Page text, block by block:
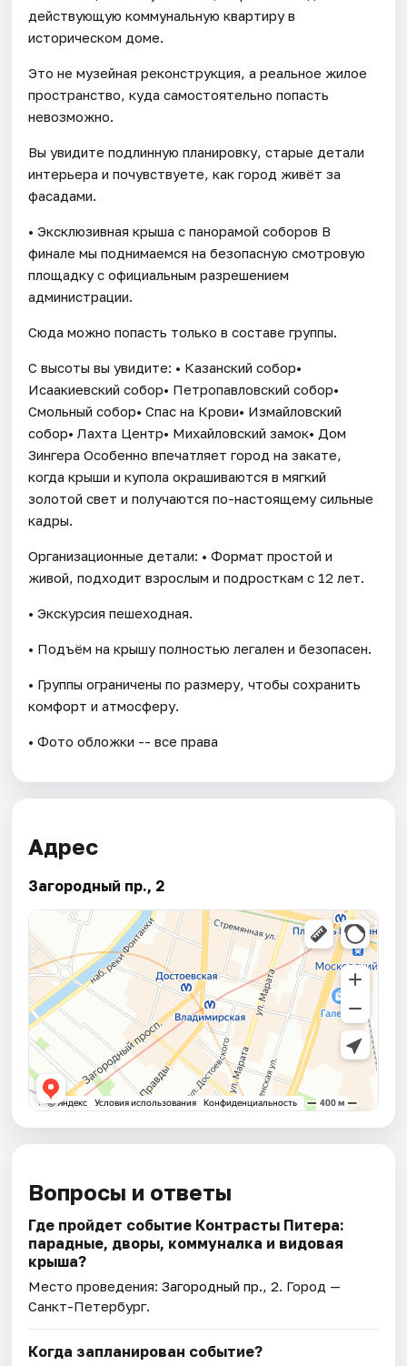
действующую коммунальную квартиру в
историческом доме.
Это не музейная реконструкция, а реальное жилое
пространство, куда самостоятельно попасть
невозможно.
Вы увидите подлинную планировку, старые детали
интерьера и почувствуете, как город живёт за
фасадами.
• Эксклюзивная крыша с панорамой соборов В
финале мы поднимаемся на безопасную смотровую
площадку с официальным разрешением
администрации.
Сюда можно попасть только в составе группы.
С высоты вы увидите: • Казанский собор•
Исаакиевский собор• Петропавловский собор•
Смольный собор• Спас на Крови• Измайловский
собор• Лахта Центр• Михайловский замок• Дом
Зингера Особенно впечатляет город на закате,
когда крыши и купола окрашиваются в мягкий
золотой свет и получаются по-настоящему сильные
кадры.
Организационные детали: • Формат простой и
живой, подходит взрослым и подросткам с 12 лет.
• Экскурсия пешеходная.
• Подъём на крышу полностью легален и безопасен.
• Группы ограничены по размеру, чтобы сохранить
комфорт и атмосферу.
• Фото обложки -- все права
Адрес
Загородный пр., 2
Вопросы и ответы
Где пройдет событие Контрасты Питера:
парадные, дворы, коммуналка и видовая
крыша?
Место проведения:Загородный пр., 2. Город —
Санкт-Петербург.
Когда запланирован событие?